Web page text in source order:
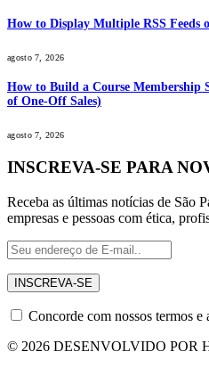
How to Display Multiple RSS Feeds
agosto 7, 2026
How to Build a Course Membership
of One-Off Sales)
agosto 7, 2026
INSCREVA-SE PARA
Receba as últimas notícias de São
empresas e pessoas com ética,
Concorde com nossos termos e
© 2026 DESENVOLVIDO POR